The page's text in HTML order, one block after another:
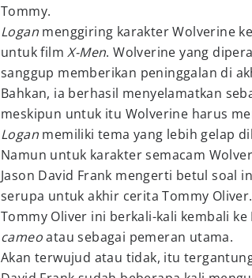
Tommy.
Logan menggiring karakter Wolverine
untuk filmX-Men. Wolverine yang
sanggup memberikan peninggalan di
Bahkan, ia berhasil menyelamatkan
meskipun untuk itu Wolverine harus
Logan memiliki tema yang lebih gelap
Namun untuk karakter semacam
Jason David Frank mengerti betul soal
serupa untuk akhir cerita Tommy
Tommy Oliver ini berkali-kali kembali
cameoatau sebagai pemeran utama.
Akan terwujud atau tidak, itu